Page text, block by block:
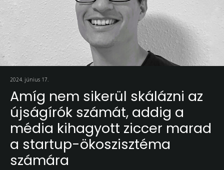
2024. június 17.
Amíg nem sikerül skálázni az
újságírók számát, addig a
média kihagyott ziccer marad
a startup-ökoszisztéma
számára